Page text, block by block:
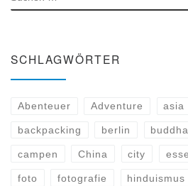
SCHLAGWÖRTER
Abenteuer Adventure asia
backpacking berlin buddha
campen China city
foto fotografie hinduismus